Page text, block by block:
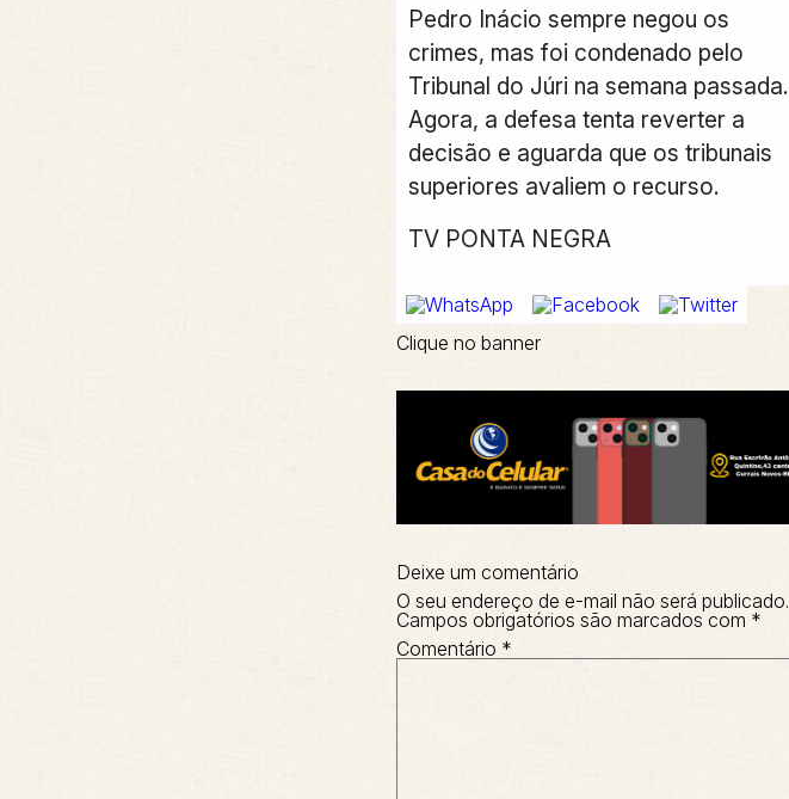
Pedro Inácio sempre negou os
crimes, mas foi condenado pelo
Tribunal do Júri na semana passada.
Agora, a defesa tenta reverter a
decisão e aguarda que os tribunais
superiores avaliem o recurso.
TV PONTA NEGRA
Clique no banner
Deixe um comentário
O seu endereço de e-mail não será publicado.
Campos obrigatórios são marcados com *
Comentário *